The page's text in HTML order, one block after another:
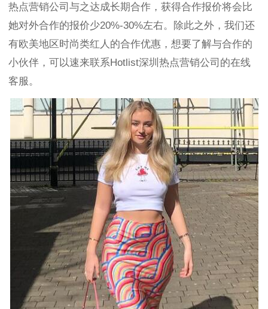
热点营销公司与之达成长期合作，获得合作报价将会比
她对外合作的报价少20%-30%左右。除此之外，我们还
有欧美地区时尚类红人的合作优惠，想要了解与合作的
小伙伴，可以速来联系Hotlist深圳热点营销公司的在线
客服。